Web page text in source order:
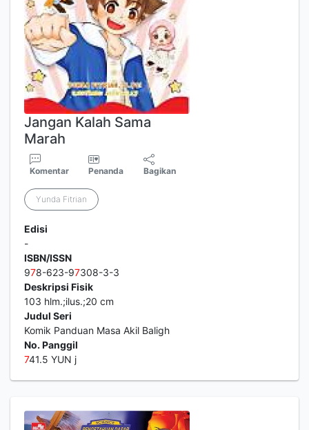
Jangan Kalah Sama
Marah
Komentar Penanda Bagikan
Yunda Fitrian
Edisi
-
ISBN/ISSN
978-623-97308-3-3
Deskripsi Fisik
103 hlm.;ilus.;20 cm
Judul Seri
Komik Panduan Masa Akil Baligh
No. Panggil
741.5 YUN j